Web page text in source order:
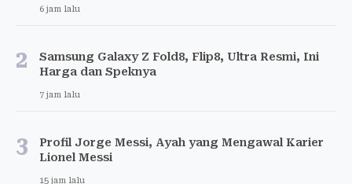
6 jam lalu
2
Samsung Galaxy Z Fold8, Flip8, Ultra Resmi, Ini
Harga dan Speknya
7 jam lalu
3
Profil Jorge Messi, Ayah yang Mengawal Karier
Lionel Messi
15 jam lalu